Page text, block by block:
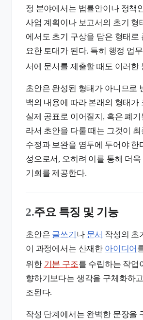
정 분야에서는 법률안이나 정책
사업 계획이나 보고서의 초기 형
에서도 초기 구상을 담은 형태
요한 토대가 된다. 특히 행정 업
서에 문서를 제출할 때도 이러
초안은 완성된 형태가 아니므로
백의 내용에 따라 본래의 형태가
실제 공표로 이어질지, 혹은 폐
라서 초안을 다룰 때는 그것이
수정과 보완을 염두에 두어야
성으로서, 오히려 이를 통해 더
기회를 제공한다.
2.주요 특징 및 기능
초안은 글쓰기 나 문서 작성의 초
이 과정에서는 산재한 아이디어
위한 기본 구조를 수립하는 작업
향하기보다는 생각을 구체화하
조된다.
작성 단계에서는 완벽한 문장을